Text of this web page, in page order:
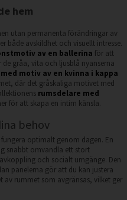
hem
utan permanenta förändringar av
både avskildhet och visuellt intresse.
av en ballerina för att
gråa, vita och ljusblå nyanserna
motiv av en kvinna i kappa
där det gråskaliga motivet med
rumsdelare med
för att skapa en intim känsla.
behov
optimalt genom dagen. En
snabbt omvandla ett stort
och socialt umgänge. Den
panelerna gör att du kan justera
rummet som avgränsas, vilket ger